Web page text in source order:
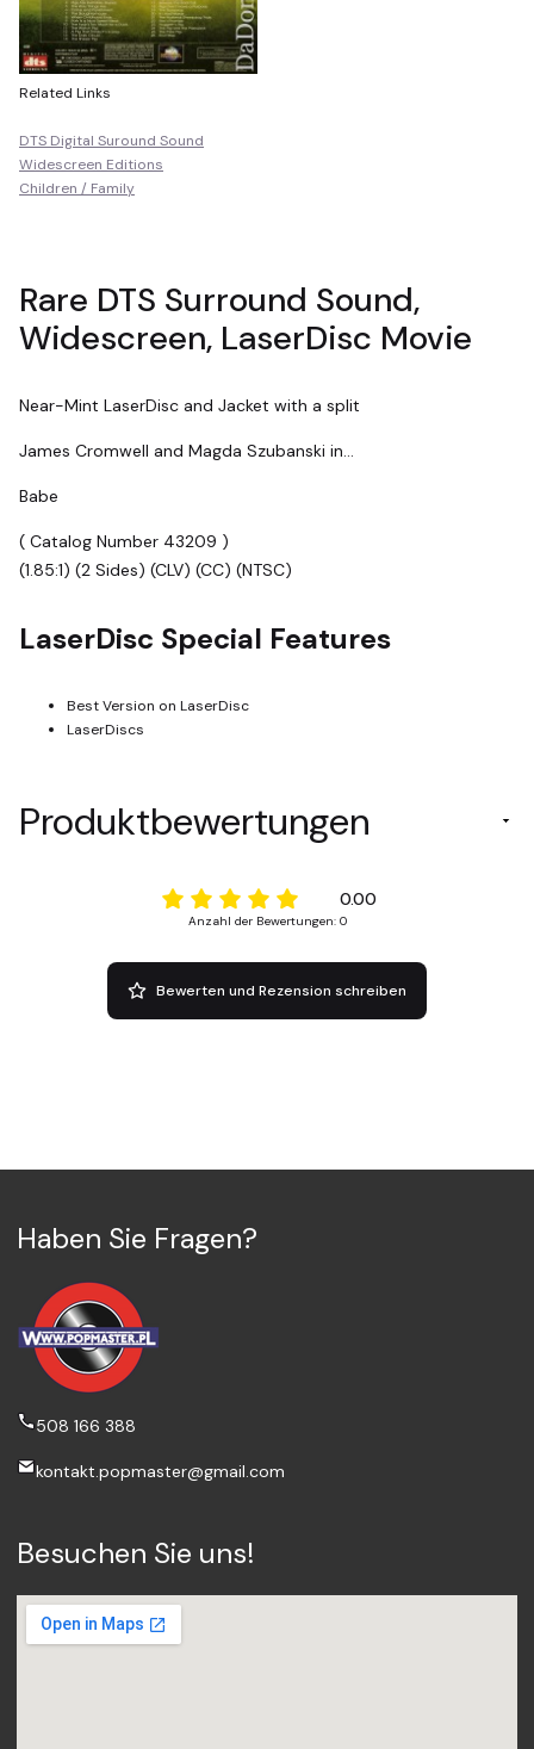
Related Links
DTS Digital Suround Sound
Widescreen Editions
Children / Family
Rare DTS Surround Sound,
Widescreen, LaserDisc Movie
Near-Mint LaserDisc and Jacket with a split
James Cromwell and Magda Szubanski in...
Babe
( Catalog Number 43209 )
(1.85:1) (2 Sides) (CLV) (CC) (NTSC)
LaserDisc Special Features
Best Version on LaserDisc
LaserDiscs
Produktbewertungen
0.00
Anzahl der Bewertungen: 0
Bewerten und Rezension schreiben
Haben Sie Fragen?
508 166 388
kontakt.popmaster@gmail.com
Besuchen Sie uns!